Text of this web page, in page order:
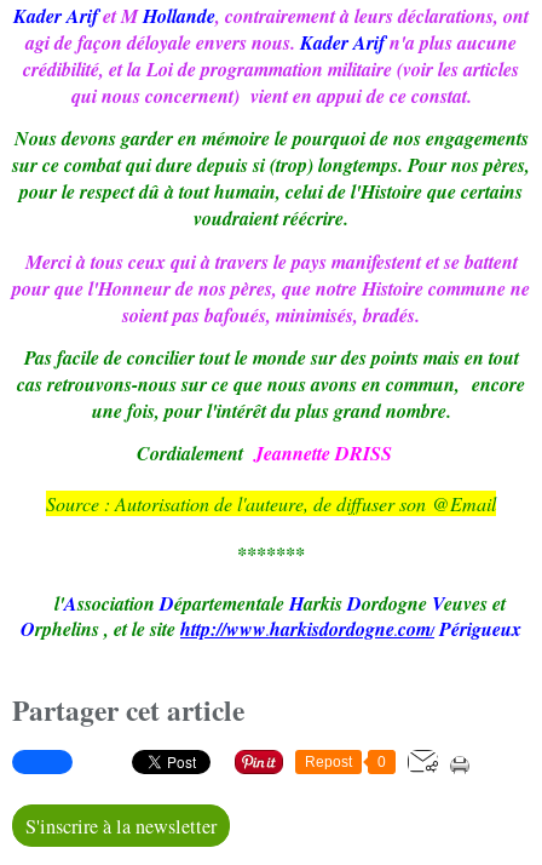
Kader Arifet MHollande, contrairement à leurs déclarations, ont
agi de façon déloyale envers nous. Kader Arifn'a plus aucune
crédibilité, et la Loi de programmation militaire (voir les articles
qui nous concernent) vient en appui de ce constat.
Nous devons garder en mémoire le pourquoi de nos engagements
sur ce combat qui dure depuis si (trop) longtemps. Pour nos pères,
pour le respect dû à tout humain, celui de l'Histoire que certains
voudraient réécrire.
Merci à tous ceux qui à travers le pays manifestent et se battent
pour que l'Honneur de nos pères, que notre Histoire commune ne
soient pas bafoués, minimisés, bradés.
Pas facile de concilier tout le monde sur des points mais en tout
cas retrouvons-nous sur ce que nous avons en commun, encore
une fois, pour l'intérêt du plus grand nombre.
CordialementJeannette DRISS
Source : Autorisationde l'auteure, de diffuser son @Email
*******
l'Association DépartementaleHarkisDordogne Veuves et
Orphelins, et le sitehttp://www.harkisdordogne.com/ Périgueux
Partager cet article
Repost 0
S'inscrire à la newsletter